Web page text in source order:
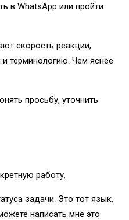
в WhatsApp или пройти
скорость реакции,
терминологию. Чем яснее
просьбу, уточнить
работу.
задачи. Это тот язык,
написать мне это